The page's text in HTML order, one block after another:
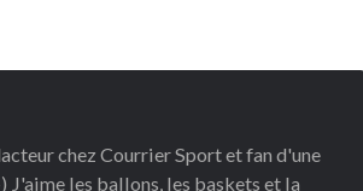
chez Courrier Sport et fan d'une
les ballons, les baskets et la